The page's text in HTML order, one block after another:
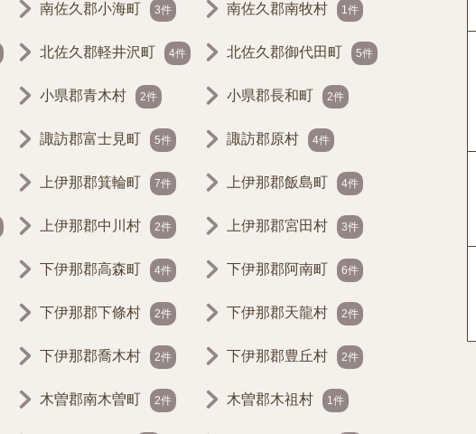
南佐久郡小海町 3件 南佐久郡南牧村 1件
北佐久郡軽井沢町 4件 北佐久郡御代田町 5件
小県郡青木村 2件 小県郡長和町 2件
諏訪郡富士見町 5件 諏訪郡原村 4件
上伊那郡箕輪町 7件 上伊那郡飯島町 4件
上伊那郡中川村 2件 上伊那郡宮田村 3件
下伊那郡高森町 4件 下伊那郡阿南町 6件
下伊那郡下條村 2件 下伊那郡天龍村 2件
下伊那郡喬木村 2件 下伊那郡豊丘村 2件
木曽郡南木曽町 2件 木曽郡木祖村 1件